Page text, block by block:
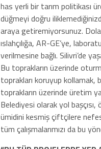
has yerli bir tarım politikası
düğmeyi doğru
araya getiremiyorsunuz.
ıslahçılığa, AR-GE’ye,
verilmesine bağlı. Silivri’de
Bu toprakların üzerinde
toprakları koruyup kollamak,
toprakların üzerinde üretim
Belediyesi olarak yol
ümidini kesmiş çiftçilere
tüm çalışmalarımızı da bu